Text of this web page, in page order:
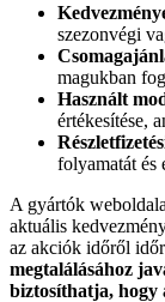
szezonvégi
magukban
Használt
értékesítése,
folyamatát és
A gyártók
aktuális
az akciók időről
megtalálásához
biztosíthatja, hogy